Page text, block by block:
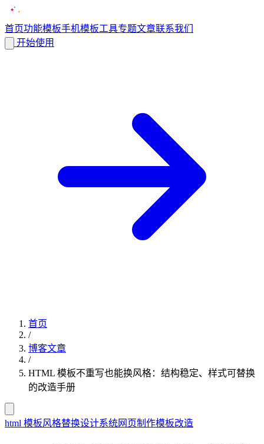
首页功能模板手机模板工具专题文章联系我们
开始使用
首页
/
博客文章
/
HTML 模板不重写也能换风格：结构稳定、样式可替换
的改造手册
html 模板风格替换设计系统网页制作模板改造